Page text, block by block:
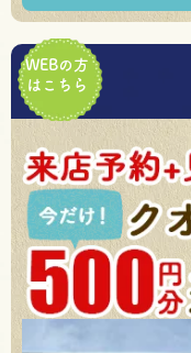
WEBの方
はこちら